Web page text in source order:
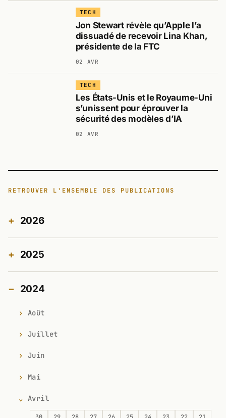
TECH
Jon Stewart révèle qu’Apple l’a
dissuadé de recevoir Lina Khan,
présidente de la FTC
02 AVR
TECH
Les États-Unis et le Royaume-Uni
s’unissent pour éprouver la
sécurité des modèles d’IA
02 AVR
RETROUVER L'ENSEMBLE DES PUBLICATIONS
2026
2025
2024
Août
Juillet
Juin
Mai
Avril